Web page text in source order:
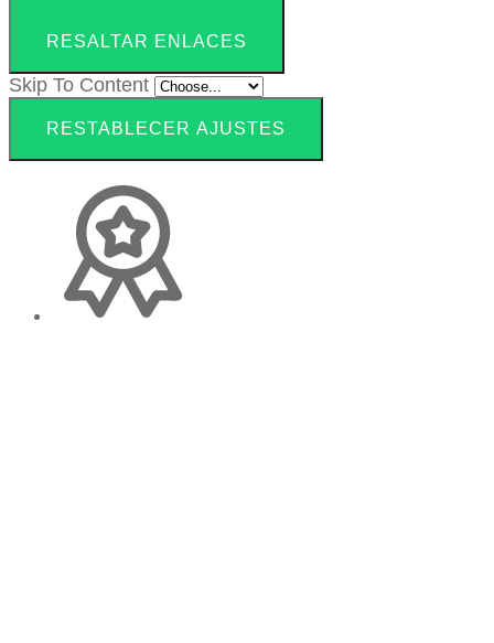
RESALTAR ENLACES
Skip To Content
RESTABLECER AJUSTES